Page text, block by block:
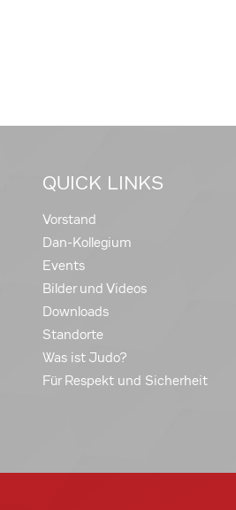
QUICK LINKS
Vorstand
Dan-Kollegium
Events
Bilder und Videos
Downloads
Standorte
Was ist Judo?
Für Respekt und Sicherheit